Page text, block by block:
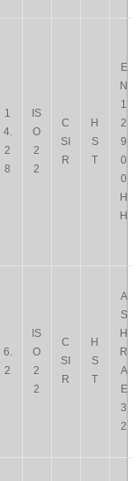
1
4.
2
8
IS
O
2
2
C
SI
R
H
S
T
E
N
1
2
9
0
0
H
H
6.
2
IS
O
2
2
C
SI
R
H
S
T
A
S
H
R
A
E
3
2